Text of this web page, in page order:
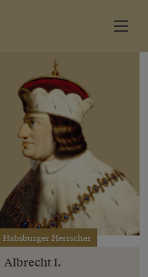
Habsburger Herrscher
Albrecht I.